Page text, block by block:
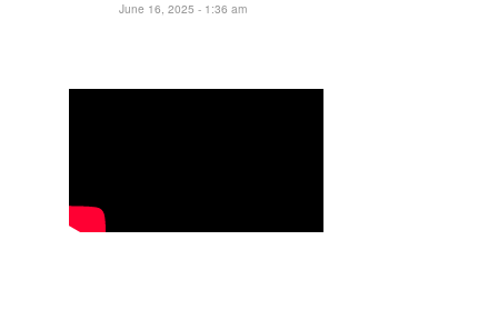
June 16, 2025 - 1:36 am